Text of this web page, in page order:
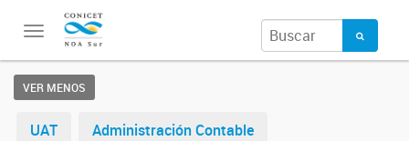
Toggle
navigation
VER MENOS
UAT Administración Contable